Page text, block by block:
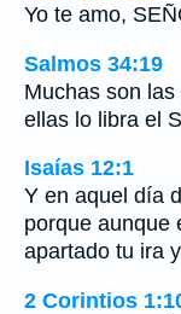
Yo te amo,
Salmos 34:19
Muchas son
ellas lo libra el
Isaías 12:1
Y en aquel día
porque aunque
apartado tu ira
2 Corintios